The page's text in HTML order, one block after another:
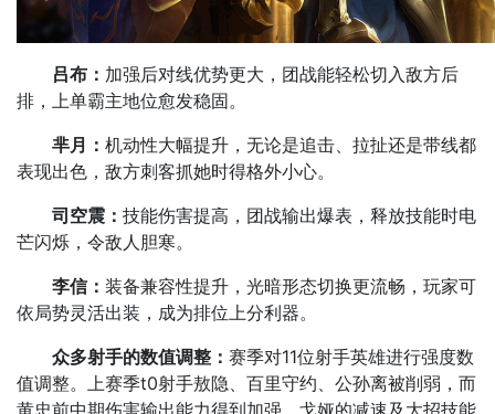
吕布： 加强后对线优势更大，团战能轻松切入敌方后
排，上单霸主地位愈发稳固。
芈月： 机动性大幅提升，无论是追击、拉扯还是带线都
表现出色，敌方刺客抓她时得格外小心。
司空震： 技能伤害提高，团战输出爆表，释放技能时电
芒闪烁，令敌人胆寒。
李信： 装备兼容性提升，光暗形态切换更流畅，玩家可
依局势灵活出装，成为排位上分利器。
众多射手的数值调整： 赛季对11位射手英雄进行强度数
值调整。上赛季t0射手敖隐、百里守约、公孙离被削弱，而
黄忠前中期伤害输出能力得到加强，戈娅的减速及大招技能